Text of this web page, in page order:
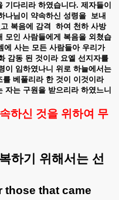
기다리라 하였습니다. 제자들이
나님이 약속하신 성령을 보내
복음에 감격 하여 천하 사방
모인 사람들에게 복음을 외쳤습
에 사는 모든 사람들아 우리가
감동 된 것이라 요엘 선지자를
이 임하였나니 위로 하늘에서는
를 베풀리라 한 것이
이것이라
자는 구원을 받으리라 하였느니
하신 것을 위하여 무
하기 위해서는 선
those that came